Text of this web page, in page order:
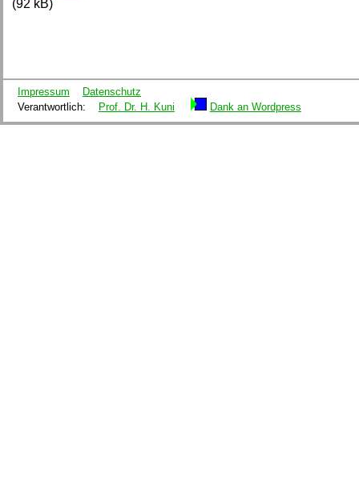
(92 kB)
Impressum
Datenschutz
Verantwortlich:
Prof. Dr. H. Kuni Dank an Wordpress